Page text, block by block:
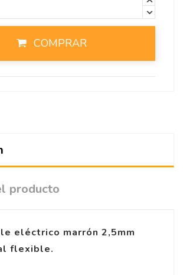
COMPRAR
producto
eléctrico marrón 2,5mm
flexible.